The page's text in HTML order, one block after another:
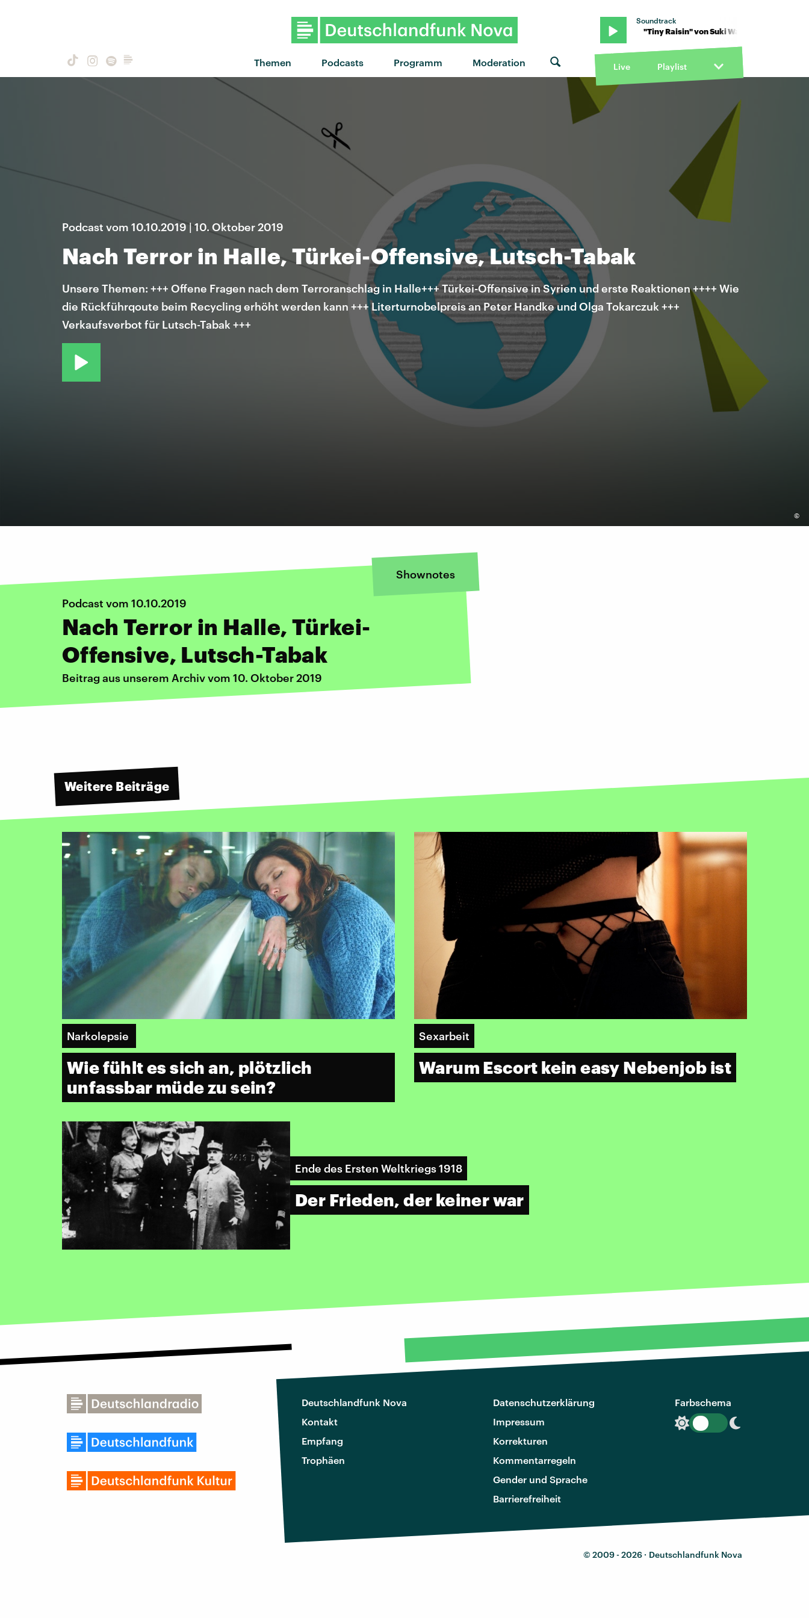
Themen Podcasts Programm Moderation
Soundtrack
"Tiny Raisin" von Suki Waterhouse · "Tiny Raisin" von Suki Waterhouse · "Tiny Raisin"
Live Playlist
©
Podcast vom 10.10.2019 | 10. Oktober 2019
Nach Terror in Halle, Türkei-Offensive, Lutsch-Tabak
Unsere Themen: +++ Offene Fragen nach dem Terroranschlag in Halle+++ Türkei-Offensive in Syrien und erste Reaktionen ++++ Wie
die Rückführqoute beim Recycling erhöht werden kann +++ Literturnobelpreis an Peter Handke und Olga Tokarczuk +++
Verkaufsverbot für Lutsch-Tabak +++
Shownotes
Podcast vom 10.10.2019
Nach Terror in Halle, Türkei-
Offensive, Lutsch-Tabak
Beitrag aus unserem Archiv vom 10. Oktober 2019
Weitere Beiträge
Narkolepsie
Wie fühlt es sich an, plötzlich
unfassbar müde zu sein?
Sexarbeit
Warum Escort kein easy Nebenjob ist
Ende des Ersten Weltkriegs 1918
Der Frieden, der keiner war
Deutschlandfunk Nova
Kontakt
Empfang
Trophäen
Datenschutzerklärung
Impressum
Korrekturen
Kommentarregeln
Gender und Sprache
Barrierefreiheit
Farbschema
© 2009 - 2026 · Deutschlandfunk Nova